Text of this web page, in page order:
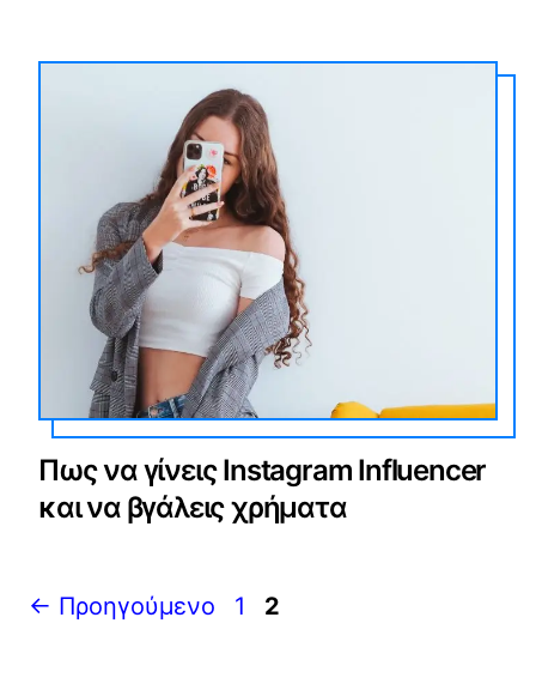
Πως να γίνεις Instagram Influencer
και να βγάλεις χρήματα
← Προηγούμενο Σελίδα
1 Σελίδα
2